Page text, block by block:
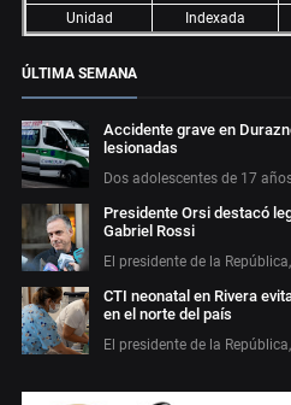
Unidad
Indexada
ÚLTIMA SEMANA
Accidente grave en
lesionadas
Dos adolescentes de 17
Presidente Orsi destacó
Gabriel Rossi
El presidente de la
CTI neonatal en Rivera
en el norte del país
El presidente de la